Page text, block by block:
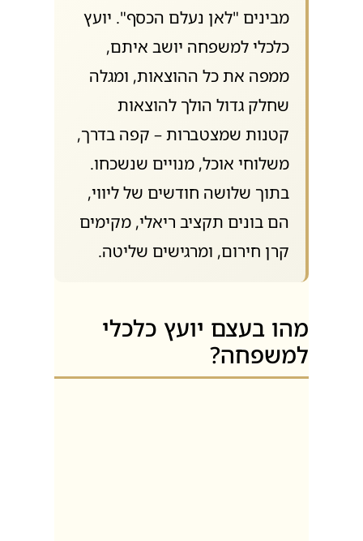
מבינים "לאן נעלם הכסף". יועץ
כלכלי למשפחה יושב איתם,
ממפה את כל ההוצאות, ומגלה
שחלק גדול הולך להוצאות
קטנות שמצטברות – קפה בדרך,
משלוחי אוכל, מנויים שנשכחו.
בתוך שלושה חודשים של ליווי,
הם בונים תקציב ריאלי, מקימים
קרן חירום, ומרגישים שליטה.
מהו בעצם יועץ כלכלי
למשפחה?